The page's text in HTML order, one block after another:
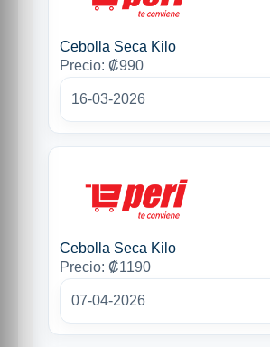
Cebolla Seca Kilo
Precio: ₡990
16-03-2026
Cebolla Seca Kilo
Precio: ₡1190
07-04-2026